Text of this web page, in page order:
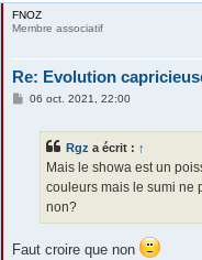
FNOZ
Membre associatif
Re: Evolution
M06 oct. 2021, 22:00
Rgz a écrit : ↑
Mais le showa est un
couleurs mais le sumi ne
non?
Faut croire que non